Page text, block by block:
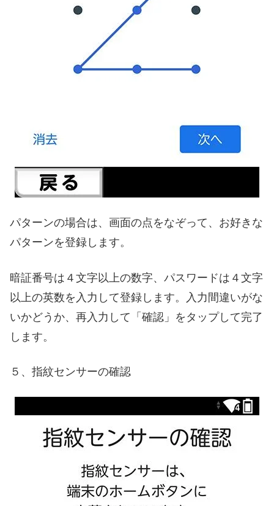
パターンの場合は、画面の点をなぞって、お好きな
パターンを登録します。
暗証番号は４文字以上の数字、パスワードは４文字
以上の英数を入力して登録します。入力間違いがな
いかどうか、再入力して「確認」をタップして完了
します。
５、指紋センサーの確認